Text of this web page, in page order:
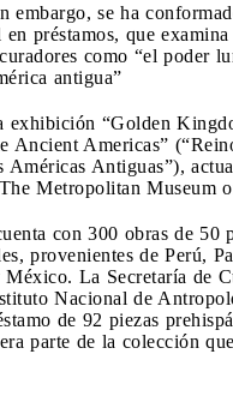
embargo, se ha
en préstamos, que
como “el poder
antigua”
exhibición “Golden
Ancient Americas”
Américas Antiguas”),
Metropolitan Museum
con 300 obras de 50
provenientes de Perú,
México. La Secretaría de
Nacional de
de 92 piezas
parte de la colección